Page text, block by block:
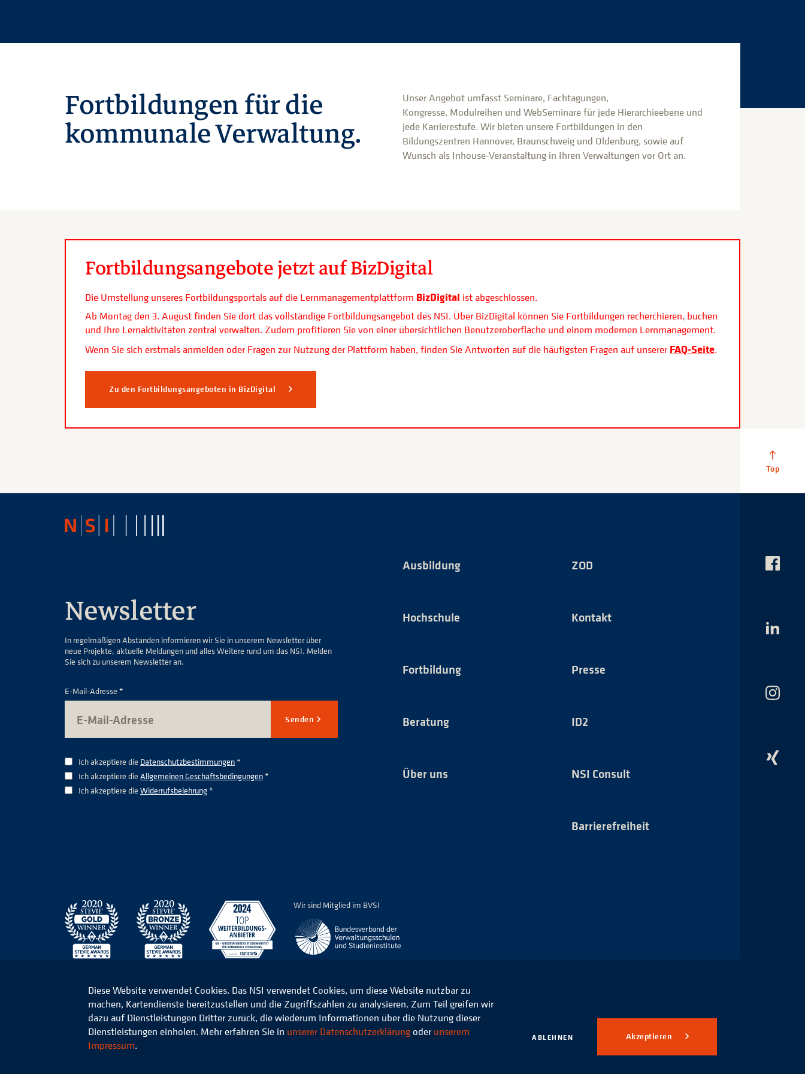
Fortbildungen für die
kommunale Verwaltung.
Unser Angebot umfasst Seminare, Fachtagungen,
Kongresse, Modulreihen und WebSeminare für jede Hierarchieebene und
jede Karrierestufe. Wir bieten unsere Fortbildungen in den
Bildungszentren Hannover, Braunschweig und Oldenburg, sowie auf
Wunsch als Inhouse-Veranstaltung in Ihren Verwaltungen vor Ort an.
Fortbildungsangebote jetzt auf BizDigital
Die Umstellung unseres Fortbildungsportals auf die Lernmanagementplattform BizDigital ist abgeschlossen.
Ab Montag den 3. August finden Sie dort das vollständige Fortbildungsangebot des NSI. Über BizDigital können Sie Fortbildungen recherchieren, buchen
und Ihre Lernaktivitäten zentral verwalten. Zudem profitieren Sie von einer übersichtlichen Benutzeroberfläche und einem modernen Lernmanagement.
Wenn Sie sich erstmals anmelden oder Fragen zur Nutzung der Plattform haben, finden Sie Antworten auf die häufigsten Fragen auf unserer FAQ-Seite.
Zu den Fortbildungsangeboten in BizDigital
Newsletter
In regelmäßigen Abständen informieren wir Sie in unserem Newsletter über
neue Projekte, aktuelle Meldungen und alles Weitere rund um das NSI. Melden
Sie sich zu unserem Newsletter an.
E-Mail-Adresse *
Senden
Ich akzeptiere die Datenschutzbestimmungen*
Ich akzeptiere die Allgemeinen Geschäftsbedingungen*
Ich akzeptiere die Widerrufsbelehrung*
Ausbildung
Hochschule
Fortbildung
Beratung
Über uns
ZOD
Kontakt
Presse
ID2
NSI Consult
Barrierefreiheit
Wir sind Mitglied im BVSI
Das
Das
Das
Das
© 2026 Niedersächsisches Studieninstitut für kommunale Verwaltung e.V. Datenschutz
Diese Website verwendet Cookies. Das NSI verwendet Cookies, um diese Website nutzbar zu
machen, Kartendienste bereitzustellen und die Zugriffszahlen zu analysieren. Zum Teil greifen wir
dazu auf Dienstleistungen Dritter zurück, die wiederum Informationen über die Nutzung dieser
Dienstleistungen einholen. Mehr erfahren Sie in unserer Datenschutzerklärung oder unserem
Impressum.
ABLEHNEN Akzeptieren